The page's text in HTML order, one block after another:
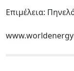
Επιμέλεια: